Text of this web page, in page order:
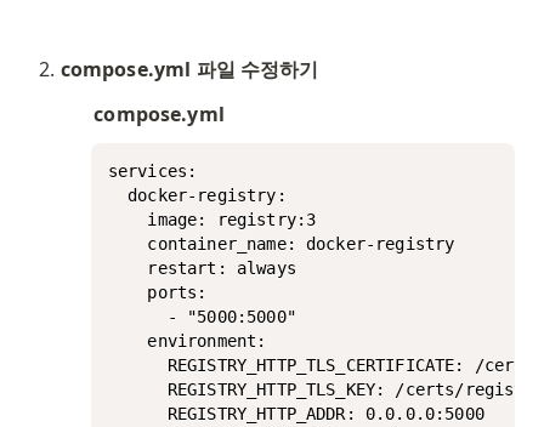
compose.yml 파일 수정하기
compose.yml
services:
  docker-registry:
    image: registry:3
    container_name: docker-registry
    restart: always
    ports:
      - "5000:5000"
    environment:
REGISTRY_HTTP_TLS_CERTIFICATE: /
REGISTRY_HTTP_TLS_KEY: /certs/
      REGISTRY_HTTP_ADDR: 0.0.0.0:5000